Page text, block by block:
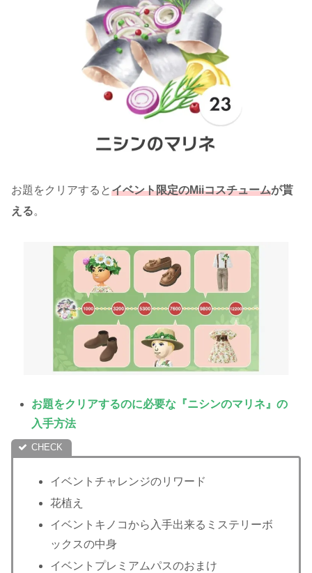
お題をクリアするとイベント限定のMiiコスチュームが貰
える。
お題をクリアするのに必要な『ニシンのマリネ』の
入手方法
イベントチャレンジのリワード
花植え
イベントキノコから入手出来るミステリーボ
ックスの中身
イベントプレミアムパスのおまけ